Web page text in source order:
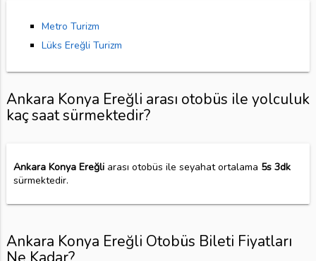
Metro Turizm
Lüks Ereğli Turizm
Ankara Konya Ereğli arası otobüs ile yolculuk
kaç saat sürmektedir?
Ankara Konya Ereğliarası otobüs ile seyahat ortalama 5s 3dk
sürmektedir.
Ankara Konya Ereğli Otobüs Bileti Fiyatları